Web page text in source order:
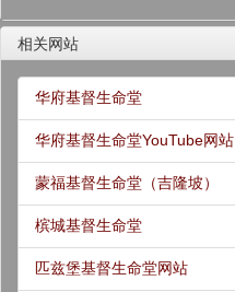
相关网站
华府基督生命堂
华府基督生命堂YouTube网站
蒙福基督生命堂（吉隆坡）
槟城基督生命堂
匹兹堡基督生命堂网站